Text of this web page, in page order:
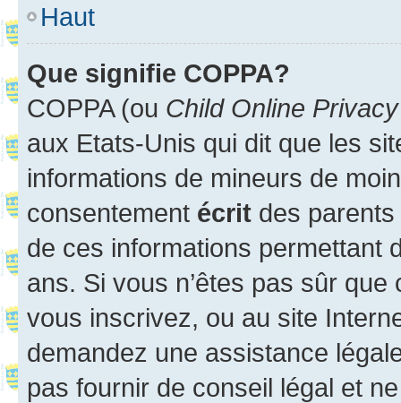
Haut
Que signifie COPPA?
COPPA (ou Child Online
aux Etats-Unis qui dit que les
informations de mineurs de
consentement écrit des parents
de ces informations permettant
ans. Si vous n’êtes pas sûr
vous inscrivez, ou au site
demandez une assistance
pas fournir de conseil légal et